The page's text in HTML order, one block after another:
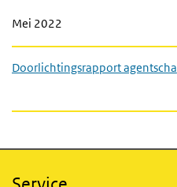
Mei 2022
Doorlichtingsrapport